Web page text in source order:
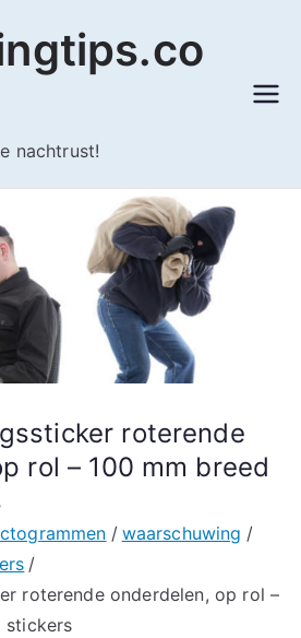
nachtrust!
roterende
rol – 100 mm breed
waarschuwing
roterende onderdelen, op rol –
stickers